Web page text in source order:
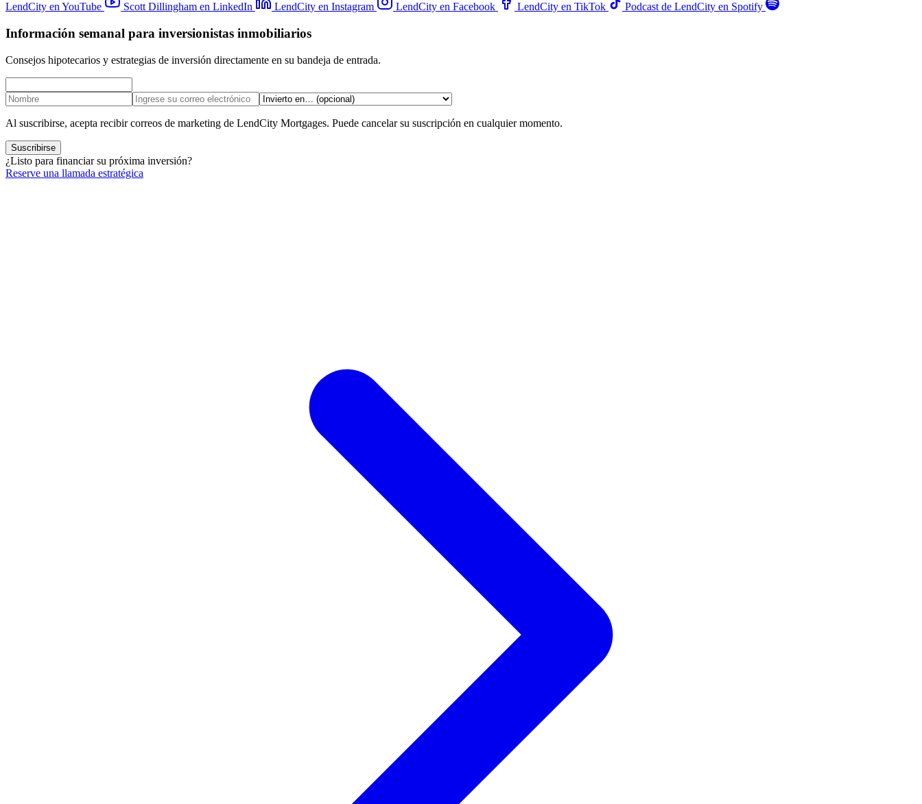
LendCity en YouTube Scott Dillingham en LinkedIn LendCity en Instagram LendCity en Facebook LendCity en TikTok Podcast de LendCity en Spotify
Información semanal para inversionistas inmobiliarios
Consejos hipotecarios y estrategias de inversión directamente en su bandeja de entrada.
Al suscribirse, acepta recibir correos de marketing de LendCity Mortgages. Puede cancelar su suscripción en cualquier momento.
Suscribirse
¿Listo para financiar su próxima inversión?
Reserve una llamada estratégica